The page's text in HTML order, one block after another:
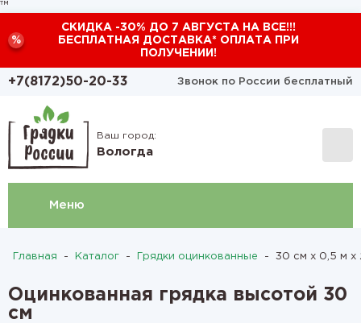
™
%
СКИДКА -30% ДО 7 АВГУСТА НА ВСЕ!!!
БЕСПЛАТНАЯ ДОСТАВКА* ОПЛАТА ПРИ
ПОЛУЧЕНИИ!
+7(8172)50-20-33 Звонок по России бесплатный
Ваш город:
Вологда
Меню
Главная - Каталог - Грядки оцинкованные - 30 см х 0,5 м х
Оцинкованная грядка высотой 30
см